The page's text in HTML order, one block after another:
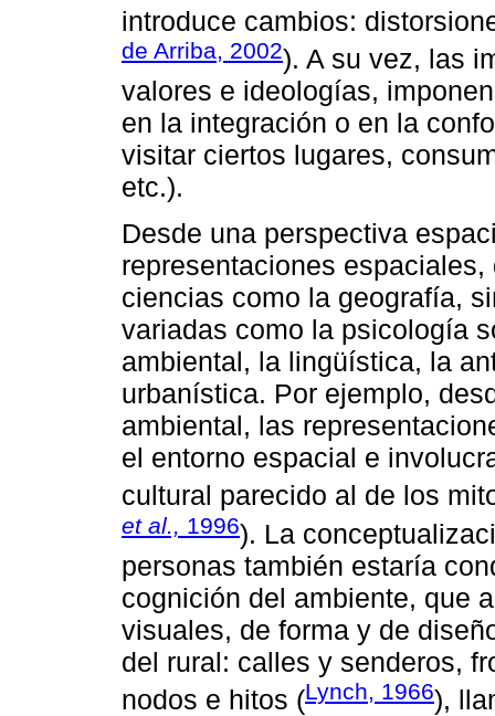
introduce cambios:
de Arriba, 2002). A su vez, las
valores e ideologías,
en la integración o en la
visitar ciertos lugares,
etc.).
Desde una perspectiva
representaciones
ciencias como la geografía,
variadas como la psicología
ambiental, la lingüística, la
urbanística. Por ejemplo,
ambiental, las
el entorno espacial e
cultural parecido al de los
et al., 1996). La
personas también estaría
cognición del ambiente, que
visuales, de forma y de
del rural: calles y senderos,
nodos e hitos (Lynch, 1966),